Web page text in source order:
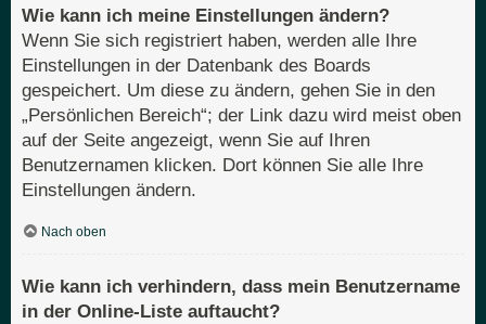
Wie kann ich meine Einstellungen ändern?
Wenn Sie sich registriert haben, werden alle Ihre
Einstellungen in der Datenbank des Boards
gespeichert. Um diese zu ändern, gehen Sie in den
„Persönlichen Bereich“; der Link dazu wird meist oben
auf der Seite angezeigt, wenn Sie auf Ihren
Benutzernamen klicken. Dort können Sie alle Ihre
Einstellungen ändern.
Nach oben
Wie kann ich verhindern, dass mein Benutzername
in der Online-Liste auftaucht?